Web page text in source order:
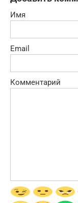
Имя
Email
Комментарий